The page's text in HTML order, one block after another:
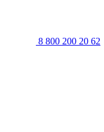
8 800 200 20 62